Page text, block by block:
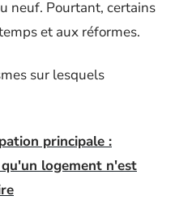
neuf. Pourtant, certains
et aux réformes.
sur lesquels
principale :
logement n'est